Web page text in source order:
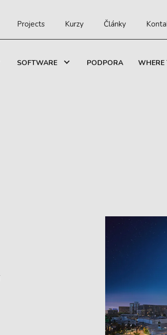
Projects Kurzy Články
SOFTWARE PODPORA WHERE